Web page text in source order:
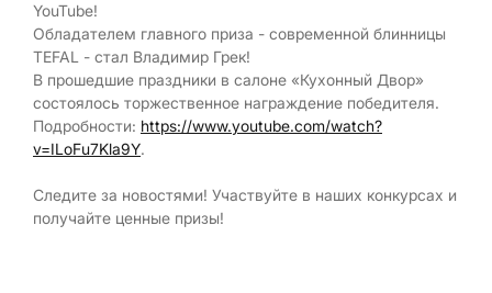
YouTube!
Обладателем главного приза - современной блинницы
TEFAL - стал Владимир Грек!
В прошедшие праздники в салоне «Кухонный Двор»
состоялось торжественное награждение победителя.
Подробности: https://www.youtube.com/watch?
v=ILoFu7Kla9Y.
Следите за новостями! Участвуйте в наших конкурсах и
получайте ценные призы!